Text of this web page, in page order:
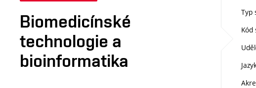
Biomedicínské
technologie a
bioinformatika
Typ